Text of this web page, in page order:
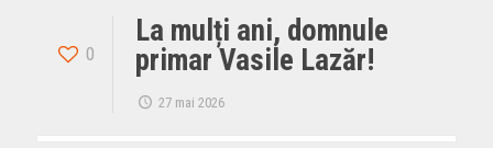
0
La mulți ani, domnule
primar Vasile Lazăr!
27 mai 2026